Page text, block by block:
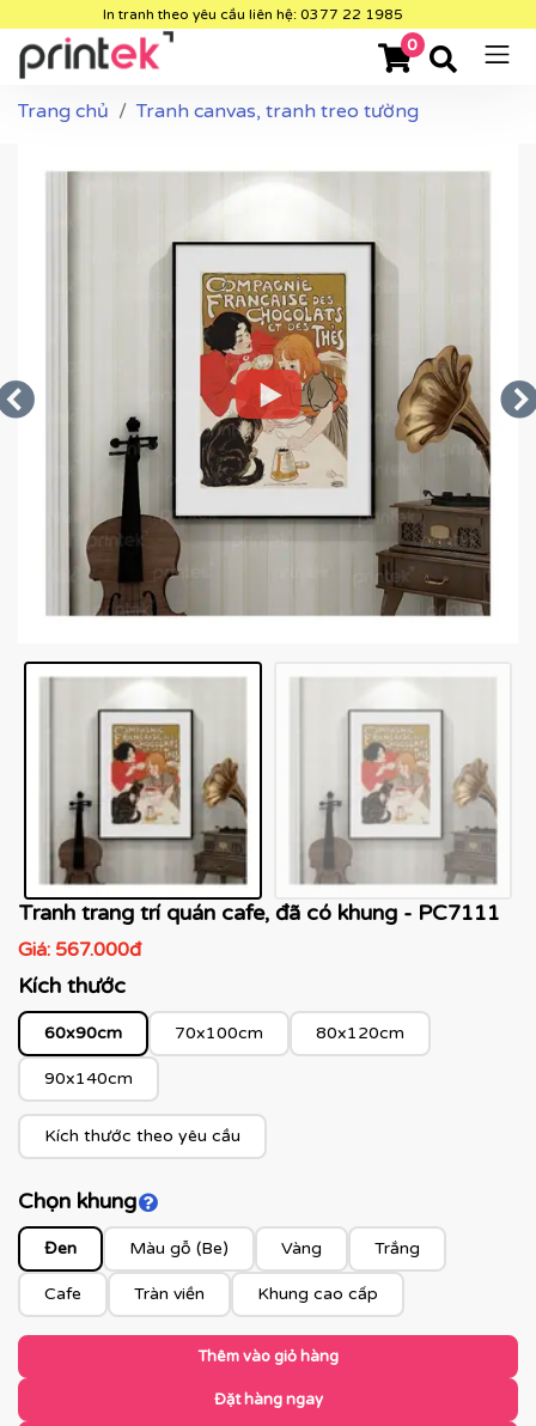
In tranh theo yêu cầu liên hệ: 0377 22 1985
0
Trang chủ Tranh canvas, tranh treo tường
Tranh trang trí quán cafe, đã có khung - PC7111
Giá: 567.000đ
Kích thước
60x90cm 70x100cm 80x120cm
90x140cm
Kích thước theo yêu cầu
Chọn khungClick để xem màu khung
Đen Màu gỗ (Be) Vàng Trắng
Cafe Tràn viền Khung cao cấp
Thêm vào giỏ hàng
Đặt hàng ngay